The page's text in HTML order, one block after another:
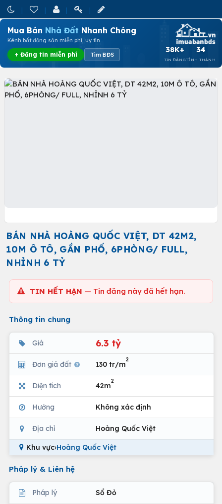
Mua Bán Nhà Đất Nhanh Chóng
Kênh bất động sản miễn phí, uy tín
+ Đăng tin miễn phí Tìm BĐS
38K+
TIN ĐĂNG
34
TỈNH THÀNH
BÁN NHÀ HOÀNG QUỐC VIỆT, DT 42M2,
10M Ô TÔ, GẦN PHỐ, 6PHÒNG/ FULL,
NHỈNH 6 TỶ
TIN HẾT HẠN — Tin đăng này đã hết hạn.
Thông tin chung
Giá 6.3 tỷ
Đơn giá đất 130 tr/m
2
Diện tích 42m
2
Hướng Không xác định
Địa chỉ Hoàng Quốc Việt
Khu vực›Hoàng Quốc Việt
Pháp lý & Liên hệ
Pháp lý Sổ Đỏ